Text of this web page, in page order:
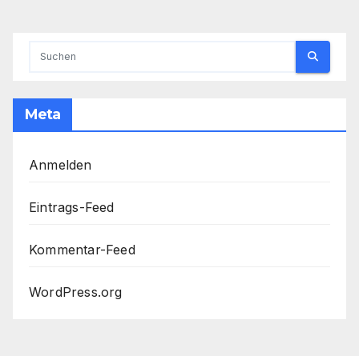
Meta
Anmelden
Eintrags-Feed
Kommentar-Feed
WordPress.org